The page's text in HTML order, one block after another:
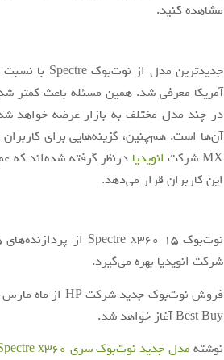
مشاهده کنید.
آمریکا معرفی شد. همین مسئله باعث کمتر
MX شرکت
انویدیا درنظر گرفته شده‌اند که
این کاربران قرار می‌دهد.
نوت‌بوک Spectre x360 15 از پردازنده‌های 45 وات سری H
شرکت انویدیا بهره می‌گیرد.
Best Buy آغاز خواهد شد.
نوشته مدل جدید نوت‌بوک سری Spectre x360 توسط شرکت HP در نمایشگاه CES 2020 معرفی شد